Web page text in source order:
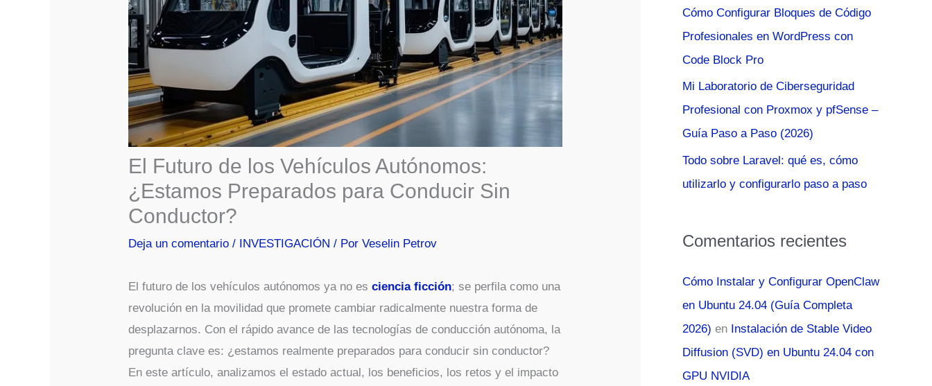
El Futuro de los Vehículos Autónomos:
¿Estamos Preparados para Conducir Sin
Conductor?
Deja un comentario / INVESTIGACIÓN / PorVeselin Petrov
El futuro de los vehículos autónomos ya no esciencia ficción; se perfila como una
revolución en la movilidad que promete cambiar radicalmente nuestra forma de
desplazarnos. Con el rápido avance de las tecnologías de conducción autónoma, la
pregunta clave es: ¿estamos realmente preparados para conducir sin conductor?
En este artículo, analizamos el estado actual, los beneficios, los retos y el impacto
:
Cómo Configurar Bloques de Código
Profesionales en WordPress con
Code Block Pro
Mi Laboratorio de Ciberseguridad
Profesional con Proxmox y pfSense –
Guía Paso a Paso (2026)
Todo sobre Laravel: qué es, cómo
utilizarlo y configurarlo paso a paso
Comentarios recientes
Cómo Instalar y Configurar OpenClaw
en Ubuntu 24.04 (Guía Completa
2026) en Instalación de Stable Video
Diffusion (SVD) en Ubuntu 24.04 con
GPU NVIDIA